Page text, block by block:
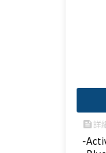
feed詳
-